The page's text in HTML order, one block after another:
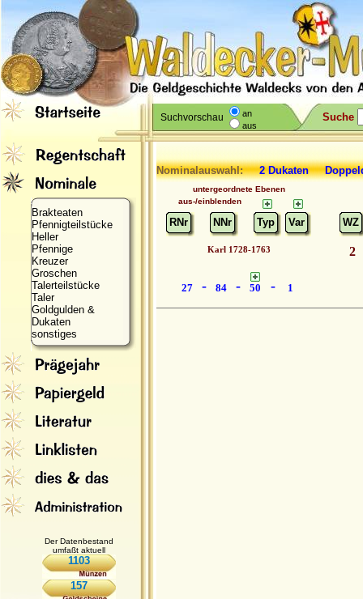
Suchvorschau
an
aus
Suche
Brakteaten
Pfennigteilstücke
Heller
Pfennige
Kreuzer
Groschen
Talerteilstücke
Taler
Goldgulden &
Dukaten
sonstiges
Der Datenbestand
umfaßt aktuell
1103
157
Nominalauswahl:2 Dukaten
untergeordnete Ebenen
aus-/einblenden
RNr NNr Typ Var WZ
Karl 1728-1763
27 - 84 - 50 - 1
2